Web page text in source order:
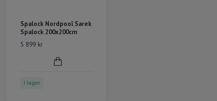
Spalock Nordpool Sarek
Spalock 200x200cm
5 899 kr
I lager